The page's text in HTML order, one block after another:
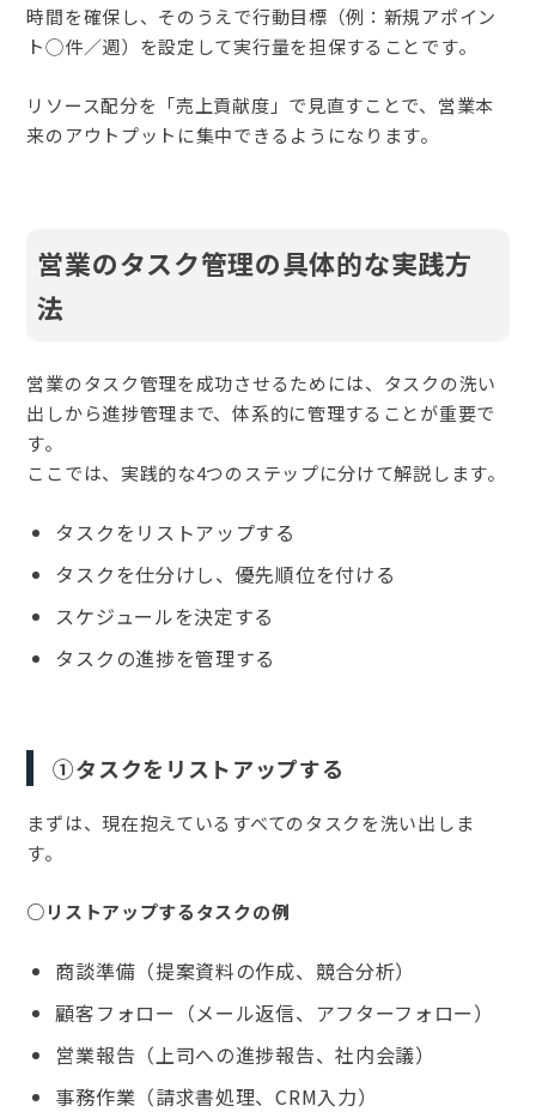
時間を確保し、そのうえで行動目標（例：新規アポイン
ト◯件／週）を設定して実行量を担保することです。
リソース配分を「売上貢献度」で見直すことで、営業本
来のアウトプットに集中できるようになります。
営業のタスク管理の具体的な実践方
法
営業のタスク管理を成功させるためには、タスクの洗い
出しから進捗管理まで、体系的に管理することが重要で
す。
ここでは、実践的な4つのステップに分けて解説します。
タスクをリストアップする
タスクを仕分けし、優先順位を付ける
スケジュールを決定する
タスクの進捗を管理する
①タスクをリストアップする
まずは、現在抱えているすべてのタスクを洗い出しま
す。
○リストアップするタスクの例
商談準備（提案資料の作成、競合分析）
顧客フォロー（メール返信、アフターフォロー）
営業報告（上司への進捗報告、社内会議）
事務作業（請求書処理、CRM入力）